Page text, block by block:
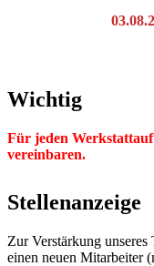
Wichtig
Für jeden
vereinbaren.
Stellenanzeige
Zur Verstärkung
einen neuen Mitarbeiter